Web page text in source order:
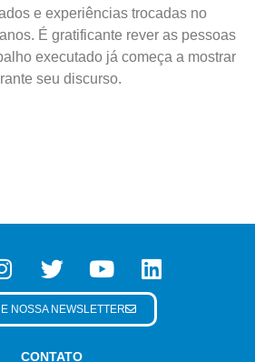
e experiências trocadas no
É gratificante rever as pessoas
executado já começa a mostrar
seu discurso.
CONTATO
NOSSA NEWSLETTER